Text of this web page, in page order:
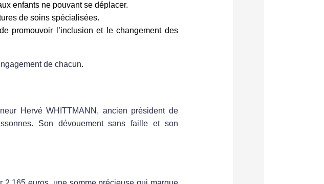
enfants ne pouvant se déplacer.
de soins spécialisées.
promouvoir l’inclusion et le changement des
de chacun.
Hervé WHITTMANN , ancien président de
Son dévouement sans faille et son